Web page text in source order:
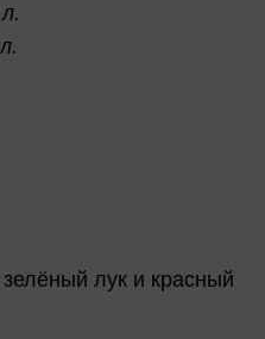
лук и красный